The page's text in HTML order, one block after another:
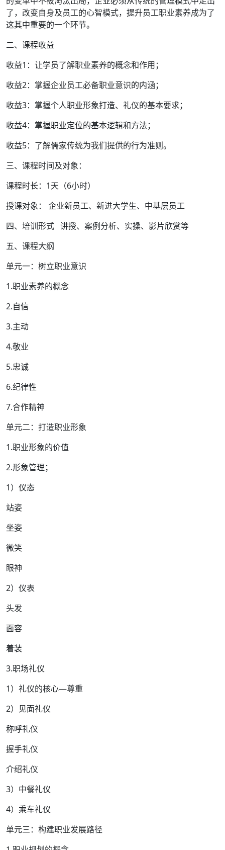
了，改变自身及员工的心智模式，提升员工职业素养成为了
这其中重要的一个环节。
二、课程收益
收益1：让学员了解职业素养的概念和作用；
收益2：掌握企业员工必备职业意识的内涵；
收益3：掌握个人职业形象打造、礼仪的基本要求；
收益4：掌握职业定位的基本逻辑和方法；
收益5：了解儒家传统为我们提供的行为准则。
三、课程时间及对象：
课程时长：1天（6小时）
授课对象： 企业新员工、新进大学生、中基层员工
四、培训形式 讲授、案例分析、实操、影片欣赏等
五、课程大纲
单元一：树立职业意识
1.职业素养的概念
2.自信
3.主动
4.敬业
5.忠诚
6.纪律性
7.合作精神
单元二：打造职业形象
1.职业形象的价值
2.形象管理；
1）仪态
站姿
坐姿
微笑
眼神
2）仪表
头发
面容
着装
3.职场礼仪
1）礼仪的核心—尊重
2）见面礼仪
称呼礼仪
握手礼仪
介绍礼仪
3）中餐礼仪
4）乘车礼仪
单元三：构建职业发展路径